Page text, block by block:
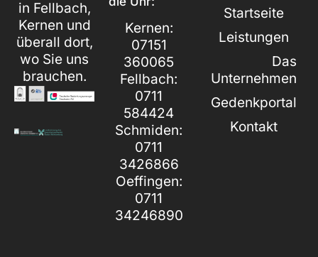
in Fellbach,
Kernen und
überall dort,
wo Sie uns
brauchen.
Kernen:
07151
360065
Fellbach:
0711
584424
Schmiden:
0711
3426866
Oeffingen:
0711
34246890
Startseite
Leistungen
Das
Unternehmen
Gedenkportal
Kontakt